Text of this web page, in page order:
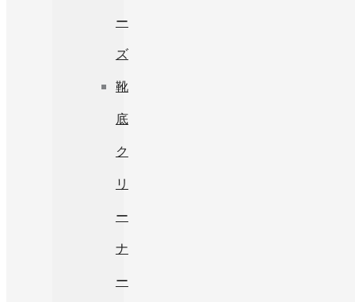
ー
ズ
靴
底
ク
リ
ー
ナ
ー